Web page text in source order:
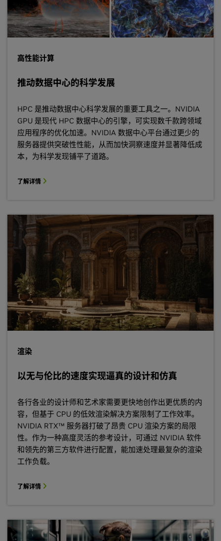
高性能计算
推动数据中心的科学发展
HPC 是推动数据中心科学发展的重要工具之一。NVIDIA
GPU 是现代 HPC 数据中心的引擎，可实现数千款跨领域
应用程序的优化加速。NVIDIA 数据中心平台通过更少的
服务器提供突破性性能，从而加快洞察速度并显著降低成
本，为科学发现铺平了道路。
了解详情
渲染
以无与伦比的速度实现逼真的设计和仿真
各行各业的设计师和艺术家需要更快地创作出更优质的内
容，但基于 CPU 的低效渲染解决方案限制了工作效率。
NVIDIA RTX™ 服务器打破了昂贵 CPU 渲染方案的局限
性。作为一种高度灵活的参考设计，可通过 NVIDIA 软件
和领先的第三方软件进行配置，能加速处理最复杂的渲染
工作负载。
了解详情